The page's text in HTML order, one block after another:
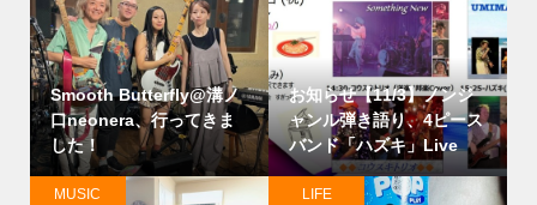
Smooth Butterfly@溝ノ
口neonera、行ってきま
した！
お知らせ【11/3】ノンジ
ャンル弾き語り、4ピース
バンド「ハズキ」Live
MUSIC LIFE